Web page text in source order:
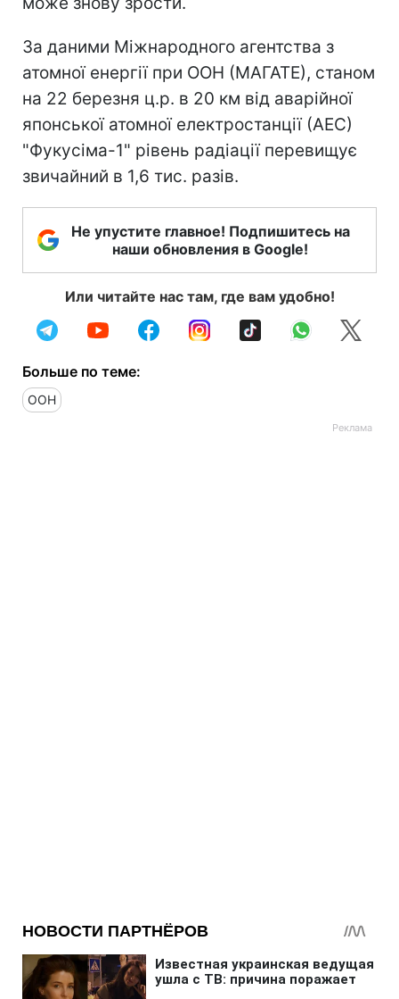
За даними Міжнародного агентства з
атомної енергії при ООН (МАГАТЕ), станом
на 22 березня ц.р. в 20 км від аварійної
японської атомної електростанції (АЕС)
"Фукусіма-1" рівень радіації перевищує
звичайний в 1,6 тис. разів.
Не упустите главное! Подпишитесь на
наши обновления в Google!
Или читайте нас там, где вам удобно!
Больше по теме:
ООН